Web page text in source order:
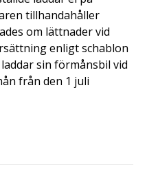
tillhandahåller
om lättnader vid
enligt schablon
sin förmånsbil vid
från den 1 juli